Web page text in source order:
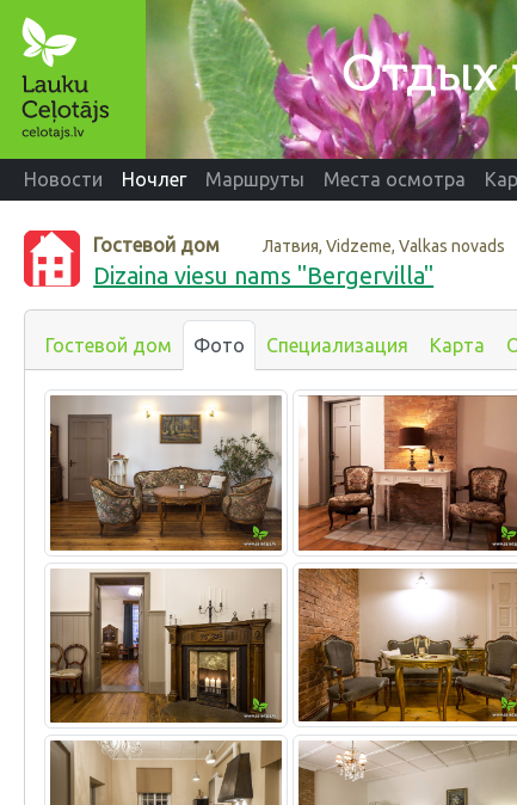
Новости Ночлег Маршруты Места осмотра
Гостевой дом Латвия, Vidzeme, Valkas novads
Dizaina viesu nams "Bergervilla"
Гостевой дом Фото Специализация Карта